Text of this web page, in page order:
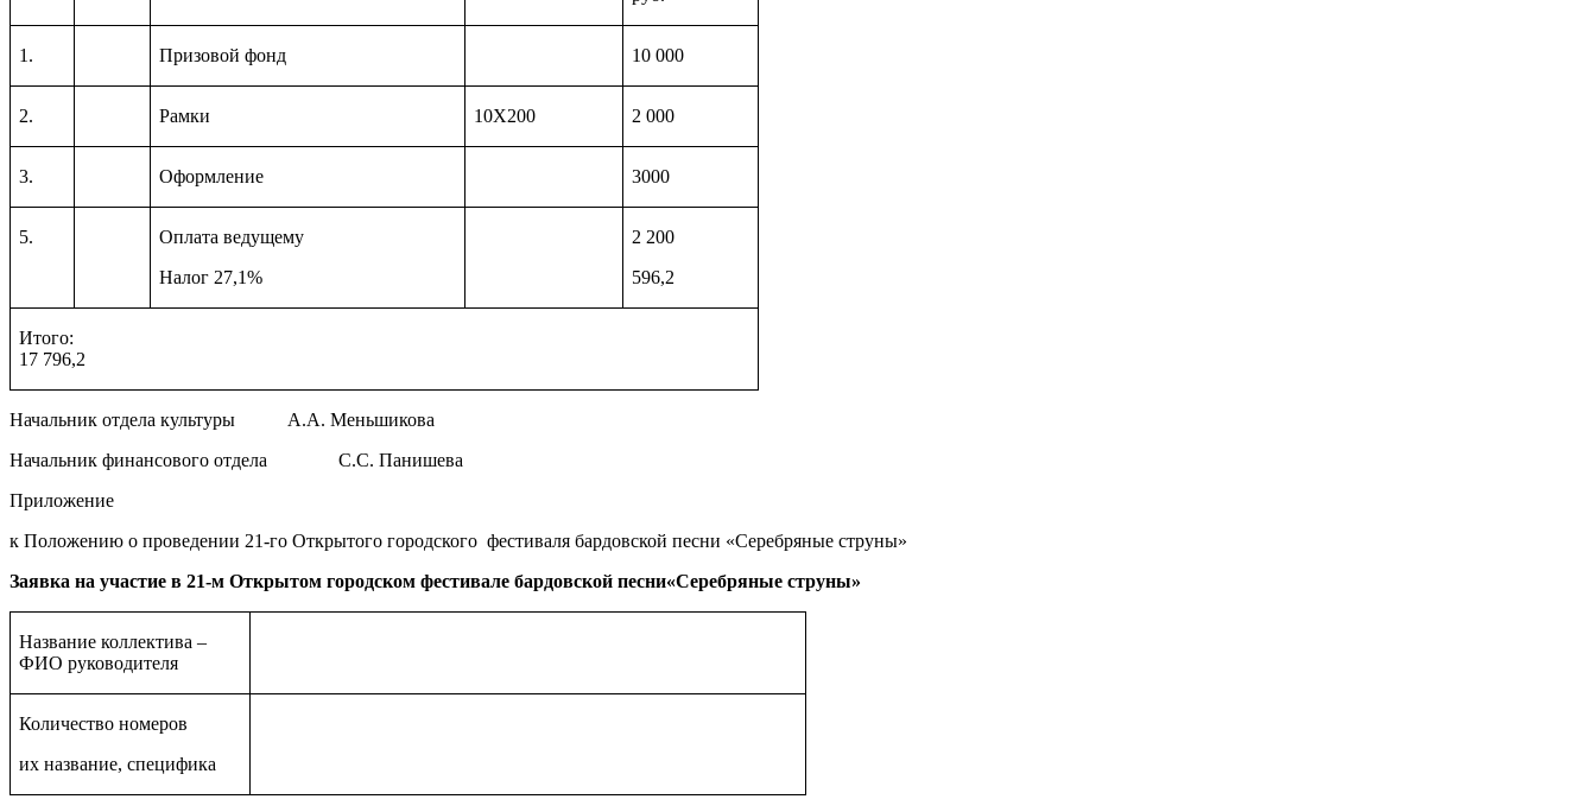
1. Призовой фонд 10 000
2. Рамки 10Х200 2 000
3. Оформление 3000
5.
Оплата ведущему
Налог 27,1%
2 200
596,2
Итого:
17 796,2
Начальник отдела культуры А.А. Меньшикова
Начальник финансового отдела С.С. Панишева
Приложение
к Положению о проведении 21-го Открытого городского фестиваля бардовской песни «Серебряные струны»
Заявка на участие в 21-м Открытом городском фестивале бардовской песни«Серебряные струны»
Название коллектива –
ФИО руководителя
Количество номеров
их название, специфика